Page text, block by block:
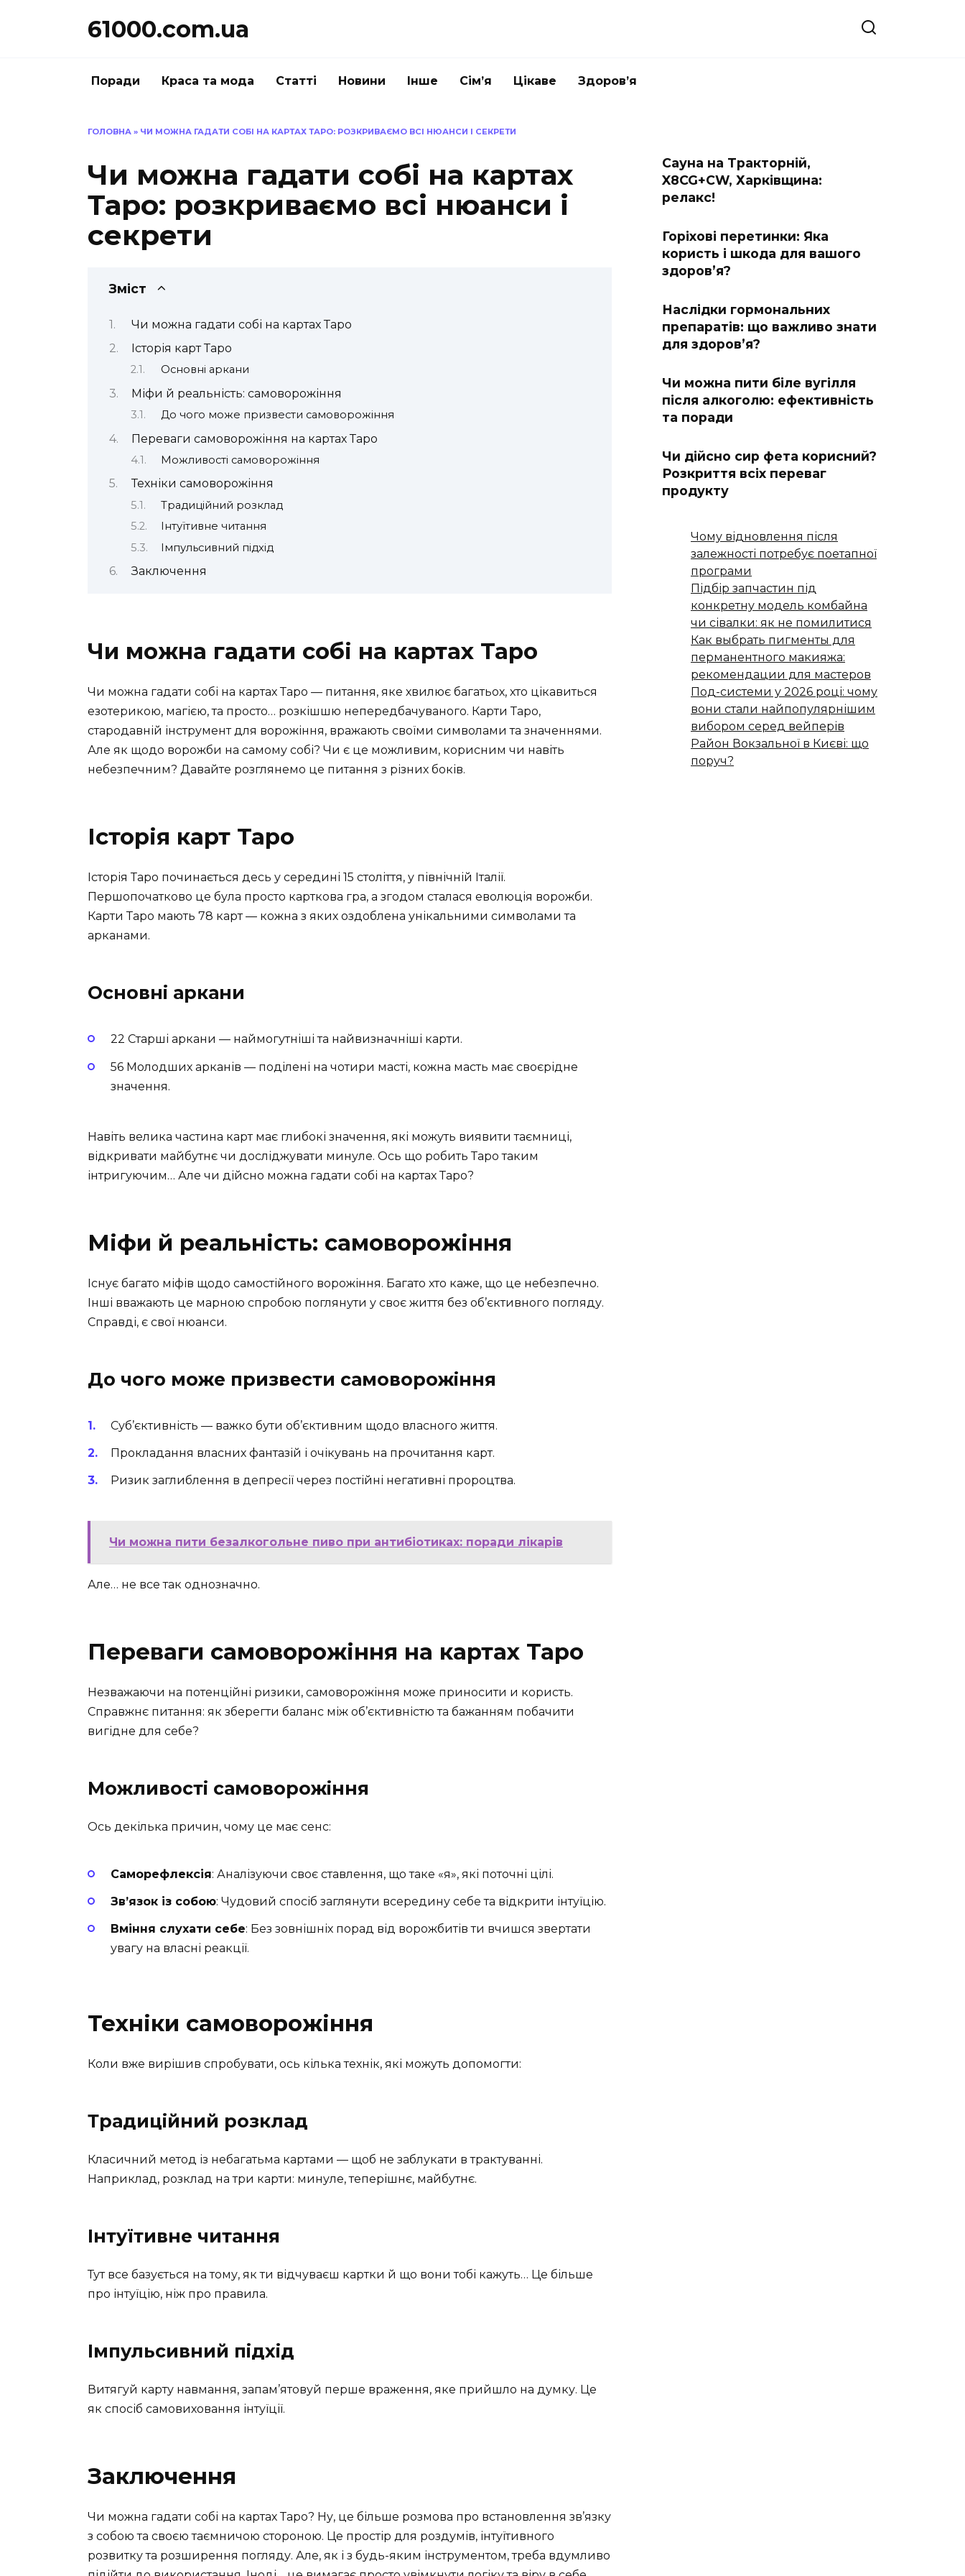
61000.com.ua
Поради Краса та мода Статті Новини Інше Сім’я Цікаве Здоров’я
ГОЛОВНА » ЧИ МОЖНА ГАДАТИ СОБІ НА КАРТАХ ТАРО: РОЗКРИВАЄМО ВСІ НЮАНСИ І СЕКРЕТИ
Чи можна гадати собі на картах
Таро: розкриваємо всі нюанси і
секрети
Зміст
Чи можна гадати собі на картах Таро
Історія карт Таро
Основні аркани
Міфи й реальність: самоворожіння
До чого може призвести самоворожіння
Переваги самоворожіння на картах Таро
Можливості самоворожіння
Техніки самоворожіння
Традиційний розклад
Інтуїтивне читання
Імпульсивний підхід
Заключення
Чи можна гадати собі на картах Таро
Чи можна гадати собі на картах Таро — питання, яке хвилює багатьох, хто цікавиться
езотерикою, магією, та просто… розкішшю непередбачуваного. Карти Таро,
стародавній інструмент для ворожіння, вражають своїми символами та значеннями.
Але як щодо ворожби на самому собі? Чи є це можливим, корисним чи навіть
небезпечним? Давайте розглянемо це питання з різних боків.
Історія карт Таро
Історія Таро починається десь у середині 15 століття, у північній Італії.
Першопочатково це була просто карткова гра, а згодом сталася еволюція ворожби.
Карти Таро мають 78 карт — кожна з яких оздоблена унікальними символами та
арканами.
Основні аркани
22 Старші аркани — наймогутніші та найвизначніші карти.
56 Молодших арканів — поділені на чотири масті, кожна масть має своєрідне
значення.
Навіть велика частина карт має глибокі значення, які можуть виявити таємниці,
відкривати майбутнє чи досліджувати минуле. Ось що робить Таро таким
інтригуючим… Але чи дійсно можна гадати собі на картах Таро?
Міфи й реальність: самоворожіння
Існує багато міфів щодо самостійного ворожіння. Багато хто каже, що це небезпечно.
Інші вважають це марною спробою поглянути у своє життя без об’єктивного погляду.
Справді, є свої нюанси.
До чого може призвести самоворожіння
Суб’єктивність — важко бути об’єктивним щодо власного життя.
Прокладання власних фантазій і очікувань на прочитання карт.
Ризик заглиблення в депресії через постійні негативні пророцтва.
Чи можна пити безалкогольне пиво при антибіотиках: поради лікарів
Але… не все так однозначно.
Переваги самоворожіння на картах Таро
Незважаючи на потенційні ризики, самоворожіння може приносити и користь.
Справжнє питання: як зберегти баланс між об’єктивністю та бажанням побачити
вигідне для себе?
Можливості самоворожіння
Ось декілька причин, чому це має сенс:
Саморефлексія: Аналізуючи своє ставлення, що таке «я», які поточні цілі.
Зв’язок із собою: Чудовий спосіб заглянути всередину себе та відкрити інтуїцію.
Вміння слухати себе: Без зовнішніх порад від ворожбитів ти вчишся звертати
увагу на власні реакції.
Техніки самоворожіння
Коли вже вирішив спробувати, ось кілька технік, які можуть допомогти:
Традиційний розклад
Класичний метод із небагатьма картами — щоб не заблукати в трактуванні.
Наприклад, розклад на три карти: минуле, теперішнє, майбутнє.
Інтуїтивне читання
Тут все базується на тому, як ти відчуваєш картки й що вони тобі кажуть… Це більше
про інтуїцію, ніж про правила.
Імпульсивний підхід
Витягуй карту навмання, запам’ятовуй перше враження, яке прийшло на думку. Це
як спосіб самовиховання інтуїції.
Заключення
Чи можна гадати собі на картах Таро? Ну, це більше розмова про встановлення зв’язку
з собою та своєю таємничою стороною. Це простір для роздумів, інтуїтивного
розвитку та розширення погляду. Але, як і з будь-яким інструментом, треба вдумливо
Сауна на Тракторній,
X8CG+CW, Харківщина:
релакс!
Горіхові перетинки: Яка
користь і шкода для вашого
здоров’я?
Наслідки гормональних
препаратів: що важливо знати
для здоров’я?
Чи можна пити біле вугілля
після алкоголю: ефективність
та поради
Чи дійсно сир фета корисний?
Розкриття всіх переваг
продукту
Чому відновлення після
залежності потребує поетапної
програми
Підбір запчастин під
конкретну модель комбайна
чи сівалки: як не помилитися
Как выбрать пигменты для
перманентного макияжа:
рекомендации для мастеров
Под-системи у 2026 році: чому
вони стали найпопулярнішим
вибором серед вейперів
Район Вокзальної в Києві: що
поруч?